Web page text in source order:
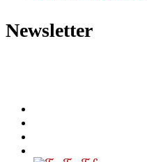
Newsletter